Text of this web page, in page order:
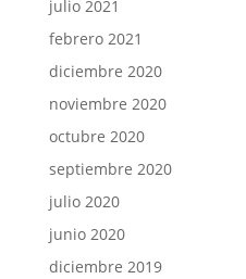
julio 2021
febrero 2021
diciembre 2020
noviembre 2020
octubre 2020
septiembre 2020
julio 2020
junio 2020
diciembre 2019